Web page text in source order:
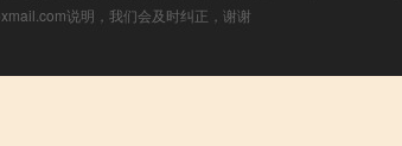
说明，我们会及时纠正，谢谢